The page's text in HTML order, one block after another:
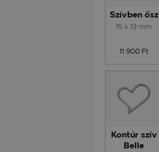
Szívben ősz
15 x 13 mm
11 900 Ft
Kontúr szív
Belle